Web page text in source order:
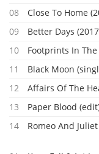
08
Close To Home
09
Better Days
10
Footprints In
11
Black Moon
12
Affairs Of The
13
Paper Blood
14
Romeo And